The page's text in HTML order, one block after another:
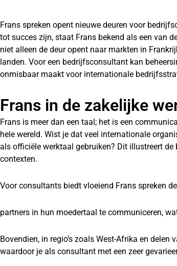
Frans spreken opent nieuwe deuren voor
tot succes zijn, staat Frans bekend als een van
niet alleen de deur opent naar markten in
landen. Voor een bedrijfsconsultant kan
onmisbaar maakt voor internationale
Frans in de zakelijke
Frans is meer dan een taal; het is een
hele wereld. Wist je dat veel internationale
als officiële werktaal gebruiken? Dit illustreert
contexten.
Voor consultants biedt vloeiend Frans spreken
partners in hun moedertaal te communiceren,
Bovendien, in regio’s zoals West-Afrika en
waardoor je als consultant met een zeer